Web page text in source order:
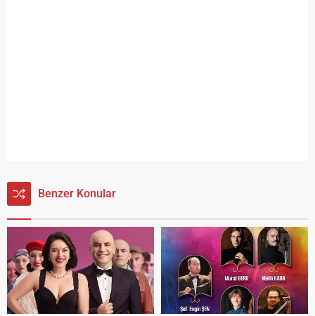
Benzer Konular